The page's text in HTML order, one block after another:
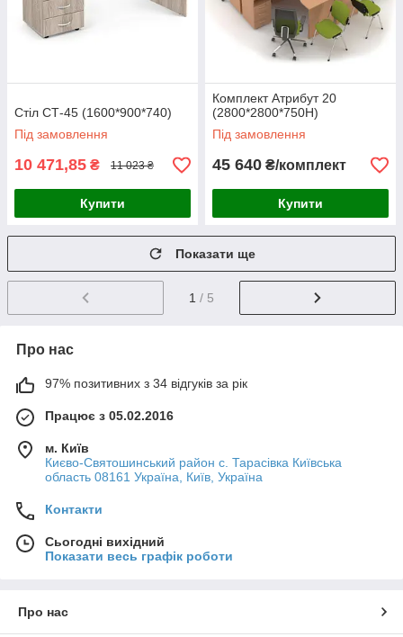
Стіл СТ-45 (1600*900*740)
Під замовлення
10 471,85 ₴ 11 023 ₴
Купити
Комплект Атрибут 20
(2800*2800*750H)
Під замовлення
45 640 ₴/комплект
Купити
Показати ще
1 / 5
Про нас
97% позитивних з 34 відгуків за рік
Працює з 05.02.2016
м. Київ
Києво-Святошинський район с. Тарасівка Київська
область 08161 Україна, Київ, Україна
Контакти
Сьогодні вихідний
Показати весь графік роботи
Про нас